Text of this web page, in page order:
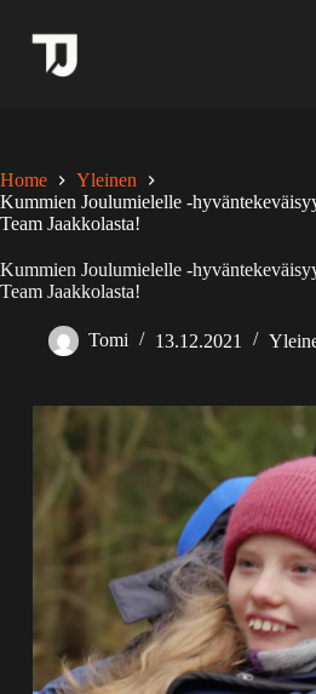
Home
Yleinen
Kummien Joulumielelle -
Team Jaakkolasta!
Kummien Joulumielelle -
Team Jaakkolasta!
Tomi 13.12.2021